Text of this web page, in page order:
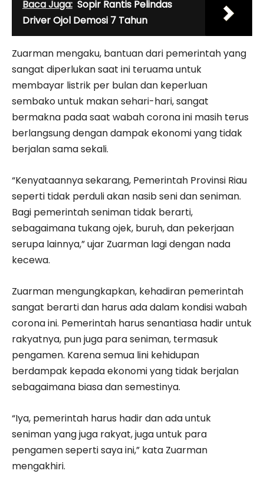
Baca Juga: Sopir Rantis Pelindas
Driver Ojol Demosi 7 Tahun
Zuarman mengaku, bantuan dari pemerintah yang
sangat diperlukan saat ini teruama untuk
membayar listrik per bulan dan keperluan
sembako untuk makan sehari-hari, sangat
bermakna pada saat wabah corona ini masih terus
berlangsung dengan dampak ekonomi yang tidak
berjalan sama sekali.
“Kenyataannya sekarang, Pemerintah Provinsi Riau
seperti tidak perduli akan nasib seni dan seniman.
Bagi pemerintah seniman tidak berarti,
sebagaimana tukang ojek, buruh, dan pekerjaan
serupa lainnya,” ujar Zuarman lagi dengan nada
kecewa.
Zuarman mengungkapkan, kehadiran pemerintah
sangat berarti dan harus ada dalam kondisi wabah
corona ini. Pemerintah harus senantiasa hadir untuk
rakyatnya, pun juga para seniman, termasuk
pengamen. Karena semua lini kehidupan
berdampak kepada ekonomi yang tidak berjalan
sebagaimana biasa dan semestinya.
“Iya, pemerintah harus hadir dan ada untuk
seniman yang juga rakyat, juga untuk para
pengamen seperti saya ini,” kata Zuarman
mengakhiri.